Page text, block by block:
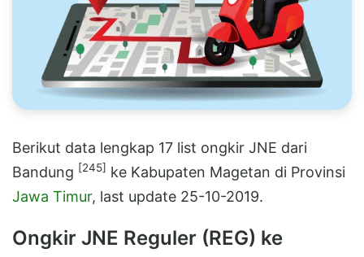
Berikut data lengkap 17 list ongkir JNE dari
Bandung [245] ke Kabupaten Magetan di Provinsi
Jawa Timur, last update 25-10-2019.
Ongkir JNE Reguler (REG) ke